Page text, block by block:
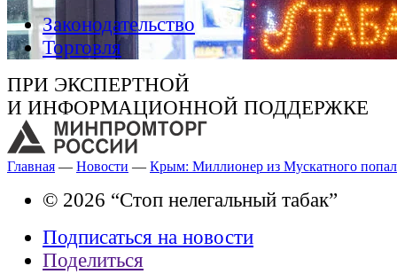
Законодательство
Торговля
ПРИ ЭКСПЕРТНОЙ
И ИНФОРМАЦИОННОЙ ПОДДЕРЖКЕ
Главная — Новости — Крым: Миллионер из Мускатного
© 2026 “Стоп нелегальный табак”
Подписаться на новости
Поделиться